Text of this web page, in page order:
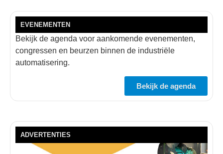
EVENEMENTEN
Bekijk de agenda voor aankomende evenementen,
congressen en beurzen binnen de industriële
automatisering.
Bekijk de agenda
ADVERTENTIES